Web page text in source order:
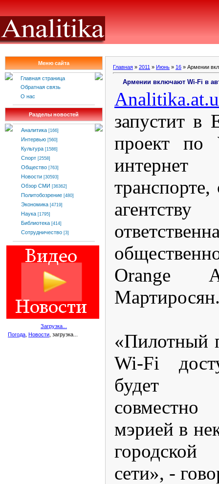
Меню сайта
Главная страница
Обратная связь
О нас
Разделы новостей
Аналитика [166]
Интервью [560]
Культура [1586]
Спорт [2558]
Общество [763]
Новости [30593]
Обзор СМИ [36362]
Политобозрение [480]
Экономика [4719]
Наука [1795]
Библиотека [414]
Сотрудничество [3]
Загрузка...
Погода Новости , загрузка...
Главная » 2011 » Июнь » 16 » Армении
Армении включают Wi-Fi в
Analitika.at.
запустит в
проект по
Orange
«Пилотный
Wi-Fi
будет
мэрией в
сети», -